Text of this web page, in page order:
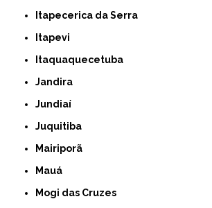
Itapecerica da Serra
Itapevi
Itaquaquecetuba
Jandira
Jundiaí
Juquitiba
Mairiporã
Mauá
Mogi das Cruzes